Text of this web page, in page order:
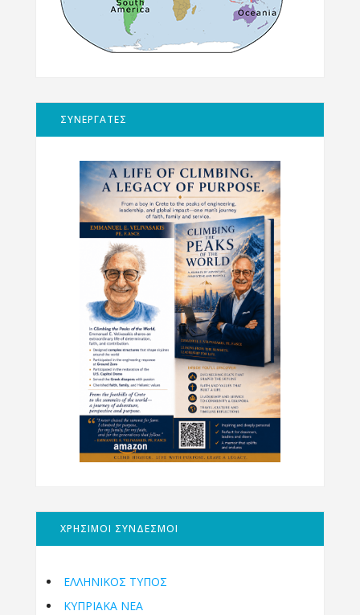
ΣΥΝΕΡΓΑΤΕΣ
ΧΡΗΣΙΜΟΙ ΣΥΝΔΕΣΜΟΙ
ΕΛΛΗΝΙΚΟΣ ΤΥΠΟΣ
ΚΥΠΡΙΑΚΑ ΝΕΑ